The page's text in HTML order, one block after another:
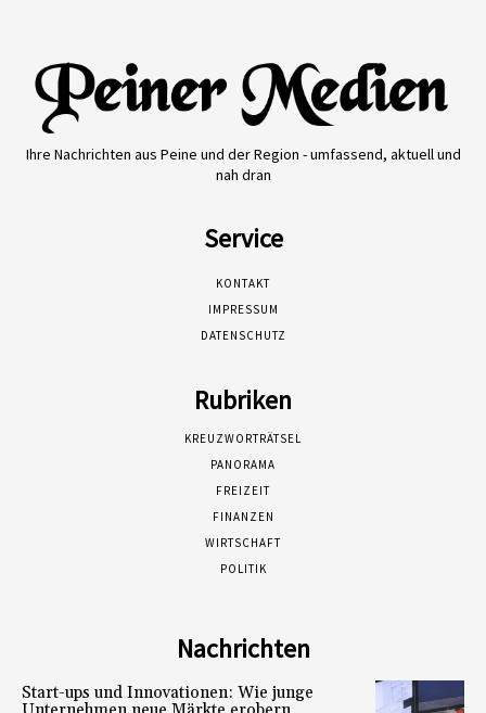
Ihre Nachrichten aus Peine und der Region - umfassend, aktuell und
nah dran
Service
KONTAKT
IMPRESSUM
DATENSCHUTZ
Rubriken
KREUZWORTRÄTSEL
PANORAMA
FREIZEIT
FINANZEN
WIRTSCHAFT
POLITIK
Nachrichten
Start-ups und Innovationen: Wie junge